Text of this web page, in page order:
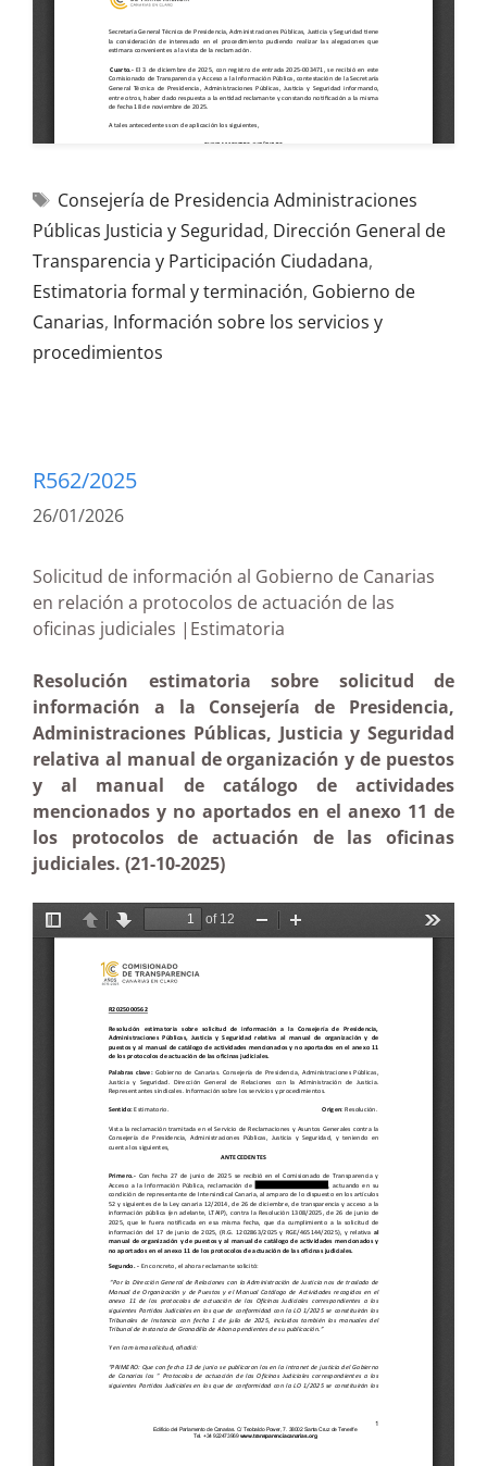
Consejería de Presidencia Administraciones
Públicas Justicia y Seguridad, Dirección General de
Transparencia y Participación Ciudadana,
Estimatoria formal y terminación, Gobierno de
Canarias, Información sobre los servicios y
procedimientos
R562/2025
26/01/2026
Solicitud de información al Gobierno de Canarias
en relación a protocolos de actuación de las
oficinas judiciales |Estimatoria
Resolución estimatoria sobre solicitud de
información a la Consejería de Presidencia,
Administraciones Públicas, Justicia y Seguridad
relativa al manual de organización y de puestos
y al manual de catálogo de actividades
mencionados y no aportados en el anexo 11 de
los protocolos de actuación de las oficinas
judiciales. (21-10-2025)